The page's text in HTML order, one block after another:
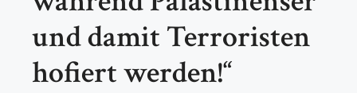
und damit Terroristen
hofiert werden!“